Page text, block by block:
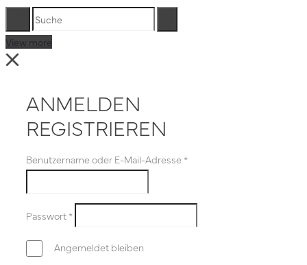
Suche
View more
Close
ANMELDEN
REGISTRIEREN
Benutzername oder E-Mail-Adresse *
Passwort *
Angemeldet bleiben